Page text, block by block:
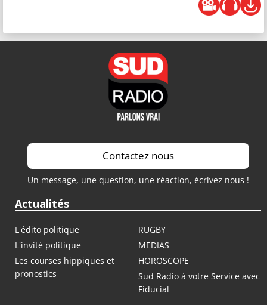
Contactez nous
Un message, une question, une réaction, écrivez nous !
Actualités
L'édito politique
RUGBY
L'invité politique
MEDIAS
Les courses hippiques et
pronostics
HOROSCOPE
Sud Radio à votre Service avec
Fiducial